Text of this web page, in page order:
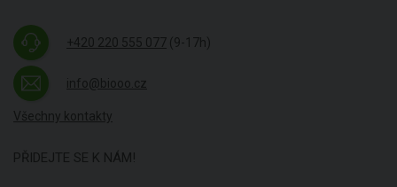
+420 220 555 077 (9-17h)
info@biooo.cz
Všechny kontakty
PŘIDEJTE SE K NÁM!